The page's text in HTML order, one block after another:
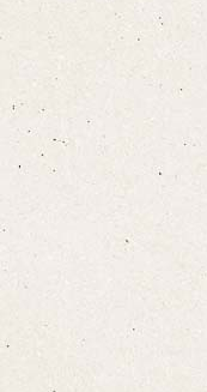
設備·アメニティ